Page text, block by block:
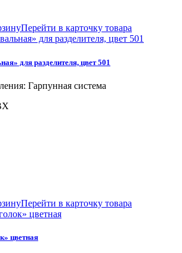
Перейти в карточку товара
для разделителя, цвет 501
Гарпунная система
Перейти в карточку товара
цветная